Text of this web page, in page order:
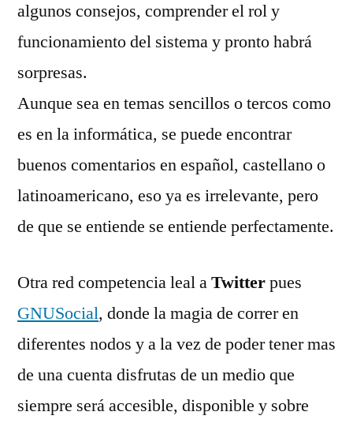
algunos consejos, comprender el rol y
funcionamiento del sistema y pronto habrá
sorpresas.
Aunque sea en temas sencillos o tercos como
es en la informática, se puede encontrar
buenos comentarios en español, castellano o
latinoamericano, eso ya es irrelevante, pero
de que se entiende se entiende perfectamente.
Otra red competencia leal aTwitterpues
GNUSocial, donde la magia de correr en
diferentes nodos y a la vez de poder tener mas
de una cuenta disfrutas de un medio que
siempre será accesible, disponible y sobre